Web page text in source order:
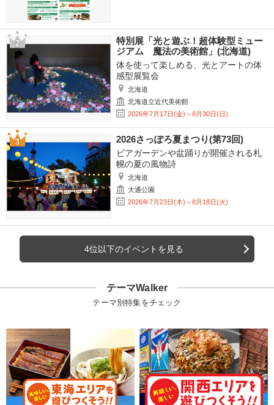
特別展「光と遊ぶ！超体験型ミュー
ジアム 魔法の美術館」(北海道)
体を使って楽しめる、光とアートの体
感型展覧会
北海道
北海道立近代美術館
2026年7月17日(金)～8月30日(日)
2026さっぽろ夏まつり(第73回)
ビアガーデンや盆踊りが開催される札
幌の夏の風物詩
北海道
大通公園
2026年7月23日(木)～8月18日(火)
4位以下のイベントを見る
テーマWalker
テーマ別特集をチェック